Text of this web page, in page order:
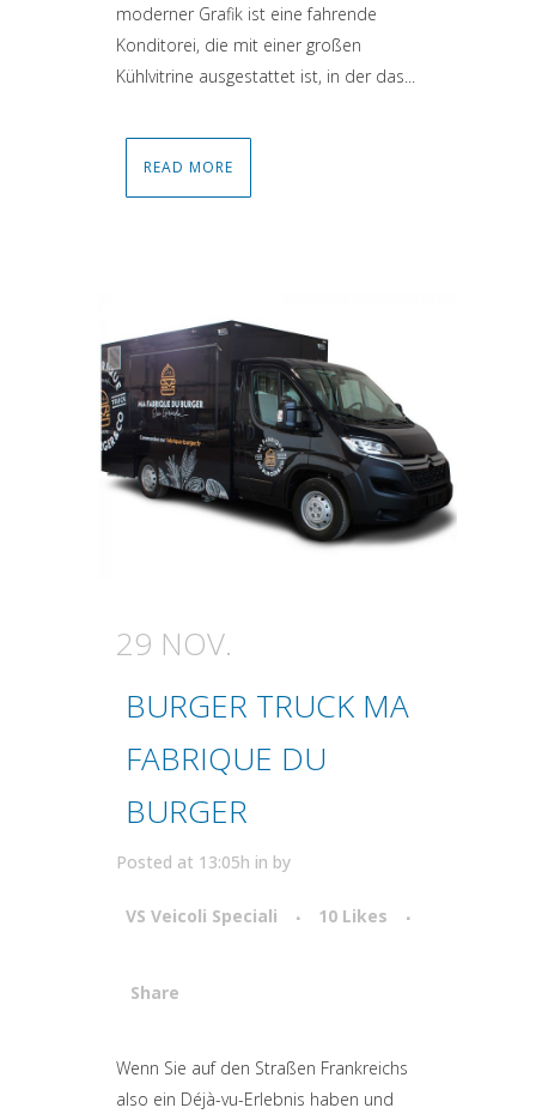
moderner Grafik ist eine fahrende
Konditorei, die mit einer großen
Kühlvitrine ausgestattet ist, in der das...
READ MORE
29 NOV.
BURGER TRUCK MA
FABRIQUE DU
BURGER
Posted at 13:05h in by
VS Veicoli Speciali 10 Likes
Share
Attiva comando
Wenn Sie auf den Straßen Frankreichs
also ein Déjà-vu-Erlebnis haben und